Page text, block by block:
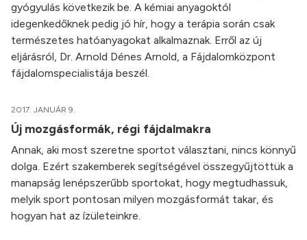
gyógyulás következik be. A kémiai anyagoktól
idegenkedőknek pedig jó hír, hogy a terápia során csak
természetes hatóanyagokat alkalmaznak. Erről az új
eljárásról, Dr. Arnold Dénes Arnold, a Fájdalomközpont
fájdalomspecialistája beszél.
2017. JANUÁR 9.
Új mozgásformák, régi fájdalmakra
Annak, aki most szeretne sportot választani, nincs könnyű
dolga. Ezért szakemberek segítségével összegyűjtöttük a
manapság lenépszerűbb sportokat, hogy megtudhassuk,
melyik sport pontosan milyen mozgásformát takar, és
hogyan hat az ízületeinkre.